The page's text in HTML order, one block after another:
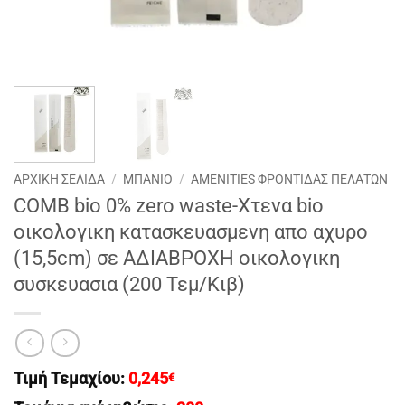
ΑΡΧΙΚΉ ΣΕΛΊΔΑ / ΜΠΑΝΙΟ / AMENITIES ΦΡΟΝΤΙΔΑΣ ΠΕΛΑΤΩΝ
COMB bio 0% zero waste-Xτενα bio
οικολογικη κατασκευασμενη απο αχυρο
(15,5cm) σε ΑΔΙΑΒΡΟΧΗ οικολογικη
συσκευασια (200 Τεμ/Κιβ)
Τιμή Τεμαχίου: 0,245€